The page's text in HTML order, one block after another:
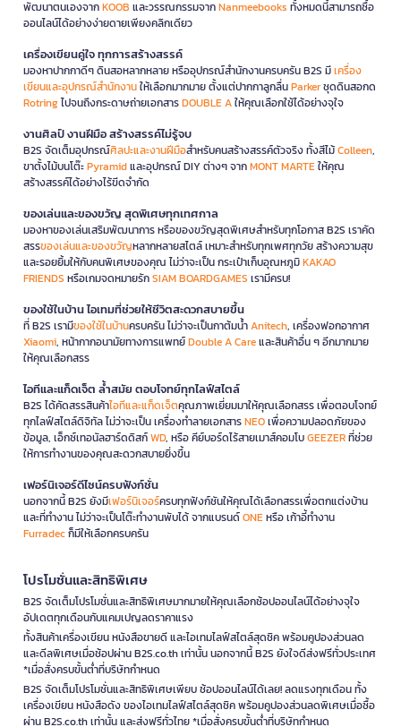
พัฒนาตนเองจากKOOB และวรรณกรรมจากNanmeebooks ทั้งหมดนี้สามารถซื้อ
ออนไลน์ได้อย่างง่ายดายเพียงคลิกเดียว
เครื่องเขียนคู่ใจ ทุกการสร้างสรรค์
มองหาปากกาดีๆ ดินสอหลากหลาย หรืออุปกรณ์สำนักงานครบครัน B2S มีเครื่อง
เขียนและอุปกรณ์สำนักงานให้เลือกมากมาย ตั้งแต่ปากกาลูกลื่นParkerชุดดินสอกด
Rotringไปจนถึงกระดาษถ่ายเอกสารDOUBLE Aให้คุณเลือกใช้ได้อย่างจุใจ
งานศิลป์ งานฝีมือ สร้างสรรค์ไม่รู้จบ
B2S จัดเต็มอุปกรณ์ศิลปะและงานฝีมือสำหรับคนสร้างสรรค์ตัวจริง ทั้งสีไม้Colleen,
ขาตั้งไม้บนโต๊ะPyramidและอุปกรณ์ DIY ต่างๆ จากMONT MARTEให้คุณ
สร้างสรรค์ได้อย่างไร้ขีดจำกัด
ของเล่นและของขวัญ สุดพิเศษทุกเทศกาล
มองหาของเล่นเสริมพัฒนาการ หรือของขวัญสุดพิเศษสำหรับทุกโอกาส B2S เราคัด
สรรของเล่นและของขวัญหลากหลายสไตล์ เหมาะสำหรับทุกเพศทุกวัย สร้างความสุข
และรอยยิ้มให้กับคนพิเศษของคุณ ไม่ว่าจะเป็น กระเป๋าเก็บอุณหภูมิKAKAO
FRIENDS หรือเกมจดหมายรักSIAM BOARDGAMES เรามีครบ!
ของใช้ในบ้าน ไอเทมที่ช่วยให้ชีวิตสะดวกสบายขึ้น
ที่ B2S เรามีของใช้ในบ้านครบครัน ไม่ว่าจะเป็นกาต้มน้ำAnitech, เครื่องฟอกอากาศ
Xiaomi, หน้ากากอนามัยทางการแพทย์Double A Careและสินค้าอื่น ๆ อีกมากมาย
ให้คุณเลือกสรร
ไอทีและแก็ดเจ็ต ล้ำสมัย ตอบโจทย์ทุกไลฟ์สไตล์
B2S ได้คัดสรรสินค้าไอทีและแก็ดเจ็ตคุณภาพเยี่ยมมาให้คุณเลือกสรร เพื่อตอบโจทย์
ทุกไลฟ์สไตล์ดิจิทัล ไม่ว่าจะเป็น เครื่องทำลายเอกสารNEOเพื่อความปลอดภัยของ
ข้อมูล, เอ็กซ์เทอนัลฮาร์ดดิสก์WD, หรือ คีย์บอร์ดไร้สายเมาส์คอมโบGEEZERที่ช่วย
ให้การทำงานของคุณสะดวกสบายยิ่งขึ้น
เฟอร์นิเจอร์ดีไซน์ครบฟังก์ชั่น
นอกจากนี้ B2S ยังมีเฟอร์นิเจอร์ครบทุกฟังก์ชันให้คุณได้เลือกสรรเพื่อตกแต่งบ้าน
และที่ทำงาน ไม่ว่าจะเป็นโต๊ะทำงานพับได้ จากแบรนด์ONEหรือ เก้าอี้ทำงาน
Furradecก็มีให้เลือกครบครัน
โปรโมชั่นและสิทธิพิเศษ
B2S จัดเต็มโปรโมชั่นและสิทธิพิเศษมากมายให้คุณเลือกช้อปออนไลน์ได้อย่างจุใจ
อัปเดตทุกเดือนกับแคมเปญลดราคาแรง
ทั้งสินค้าเครื่องเขียน หนังสือขายดี และไอเทมไลฟ์สไตล์สุดชิค พร้อมคูปองส่วนลด
และดีลพิเศษเมื่อช้อปผ่าน B2S.co.th เท่านั้น นอกจากนี้ B2S ยังใจดีส่งฟรีทั่วประเทศ
*เมื่อสั่งครบขั้นต่ำที่บริษัทกำหนด
B2S จัดเต็มโปรโมชั่นและสิทธิพิเศษเพียบ ช้อปออนไลน์ได้เลย! ลดแรงทุกเดือน ทั้ง
เครื่องเขียน หนังสือดัง ของไอเทมไลฟ์สไตล์สุดชิค พร้อมคูปองส่วนลดพิเศษเมื่อซื้อ
ผ่าน B2S.co.th เท่านั้น และส่งฟรีทั่วไทย *เมื่อสั่งครบขั้นต่ำที่บริษัทกำหนด